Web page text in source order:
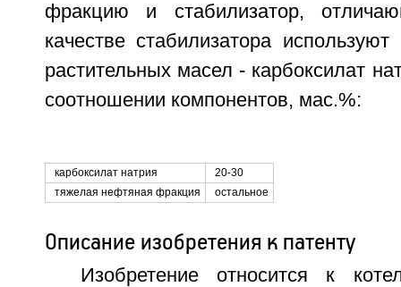
фракцию и стабилизатор,
качестве стабилизатора
растительных масел - карбоксилат
соотношении компонентов, мас.%:
карбоксилат натрия
20-30
тяжелая нефтяная фракция
остальное
Описание изобретения к патенту
Изобретение относится к